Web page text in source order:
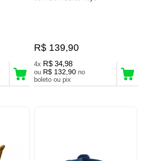
R$ 139,90
4x R$ 34,98
ou R$ 132,90 no
boleto ou pix